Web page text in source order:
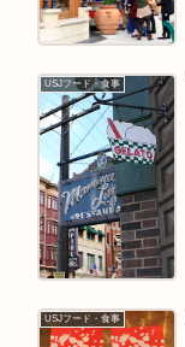
USJフード・食事
USJフード・食事